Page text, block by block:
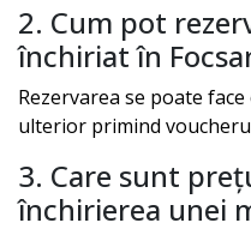
2. Cum pot
închiriat în
Rezervarea se poate
ulterior primind
3. Care sunt
închirierea unei